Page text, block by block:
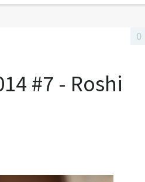
#7 - Roshi
0